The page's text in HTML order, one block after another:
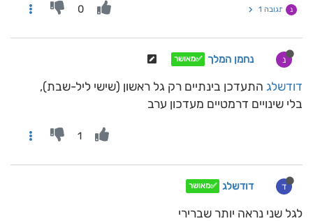
נ תגובה 1 0
נ נחמן המלך ✅מאושר
דודשלג התעדכן בינתיים רק גל ראשון (שישי ליל-שבת),
בלי שינויים דרמטיים מעדכון ערב
1
ד דודשלג ✅מאושר
לגל שני נראה יותר שברירי